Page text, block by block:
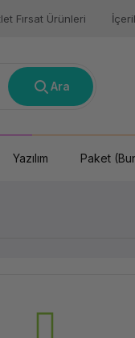
Fırsat Ürünleri
Ara
Yazılım Paket